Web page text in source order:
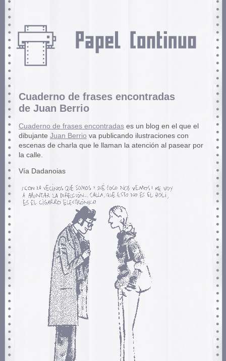
Cuaderno de frases encontradas
de Juan Berrio
Cuaderno de frases encontradases un blog en el que el
dibujante Juan Berrio va publicando ilustraciones con
escenas de charla que le llaman la atención al pasear por
la calle.
Vía Dadanoias